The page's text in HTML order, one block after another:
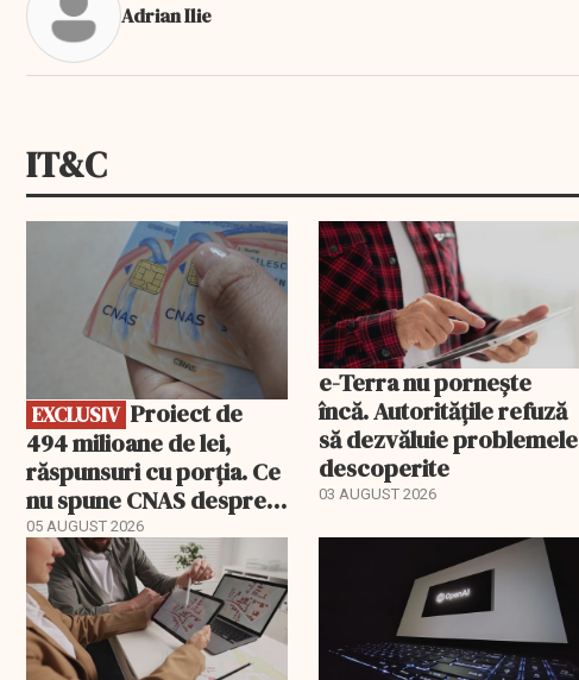
Adrian Ilie
IT&C
EXCLUSIV
EXCLUSIV
494 milioane de lei,
răspunsuri cu porția. Ce
nu spune CNAS despre
noul PIAS
05 AUGUST 2026
e-Terra nu pornește
încă. Autoritățile refuză
să dezvăluie problemele
descoperite
03 AUGUST 2026